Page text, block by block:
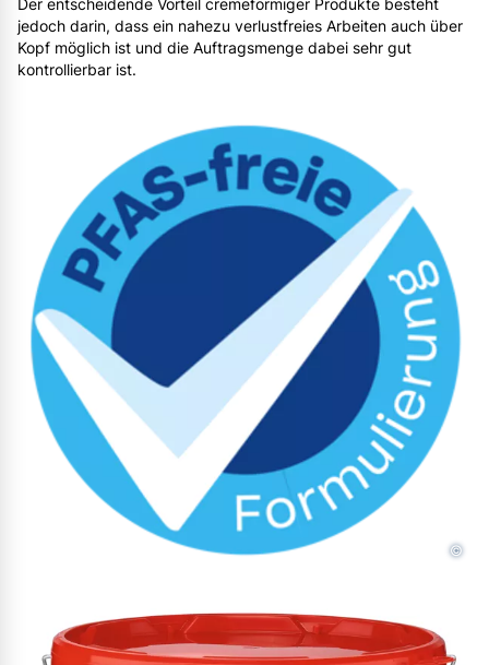
jedoch darin, dass ein nahezu verlustfreies Arbeiten auch über
Kopf möglich ist und die Auftragsmenge dabei sehr gut
kontrollierbar ist.
©